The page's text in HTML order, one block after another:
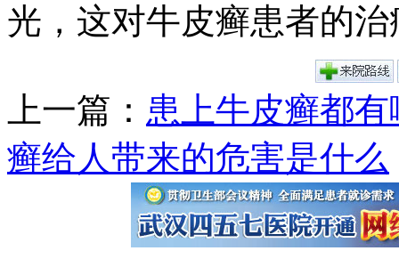
光，这对牛皮癣患者的
上一篇： 患上牛皮癣都
癣给人带来的危害是什么